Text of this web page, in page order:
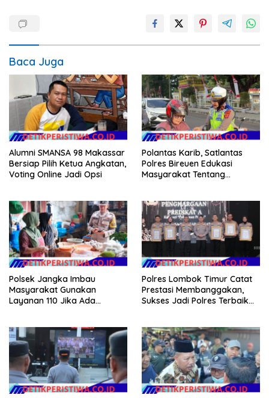
Baca Juga
Alumni SMANSA 98 Makassar
Bersiap Pilih Ketua Angkatan,
Voting Online Jadi Opsi
Polantas Karib, Satlantas
Polres Bireuen Edukasi
Masyarakat Tentang
Polsek Jangka Imbau
Masyarakat Gunakan
Layanan 110 Jika Ada
Polres Lombok Timur Catat
Prestasi Membanggakan,
Sukses Jadi Polres Terbaik